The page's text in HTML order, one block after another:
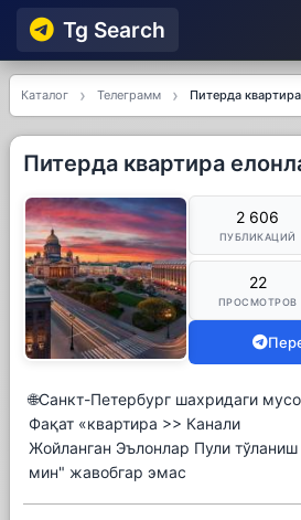
Tg Searсh
Каталог Телеграмм Питерда
Питерда квартира
2 606
ПУБЛИКАЦИЙ
22
ПРОСМОТРОВ
🌐Санкт-Петербург шахридаги
Фақат «квартира >> Канали
Жойланган Эълонлар Пули тўланиш
мин" жавобгар эмас